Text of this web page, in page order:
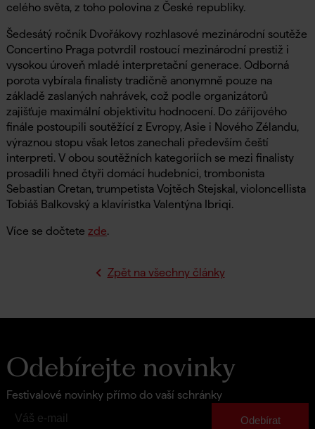
celého světa, z toho polovina z České republiky.
Šedesátý ročník Dvořákovy rozhlasové mezinárodní soutěže
Concertino Praga potvrdil rostoucí mezinárodní prestiž i
vysokou úroveň mladé interpretační generace. Odborná
porota vybírala finalisty tradičně anonymně pouze na
základě zaslaných nahrávek, což podle organizátorů
zajišťuje maximální objektivitu hodnocení. Do zářijového
finále postoupili soutěžící z Evropy, Asie i Nového Zélandu,
výraznou stopu však letos zanechali především čeští
interpreti. V obou soutěžních kategoriích se mezi finalisty
prosadili hned čtyři domácí hudebníci, trombonista
Sebastian Cretan, trumpetista Vojtěch Stejskal, violoncellista
Tobiáš Balkovský a klavíristka Valentýna Ibriqi.
Více se dočtete zde.
Zpět na všechny články
Odebírejte novinky
Festivalové novinky přímo do vaší schránky